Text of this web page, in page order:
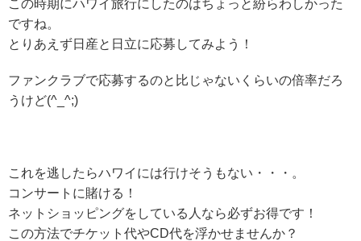
この時期にハワイ旅行にしたのはちょっと紛らわしかった
ですね。
とりあえず日産と日立に応募してみよう！
ファンクラブで応募するのと比じゃないくらいの倍率だろ
うけど(^_^;)
これを逃したらハワイには行けそうもない・・・。
コンサートに賭ける！
ネットショッピングをしている人なら必ずお得です！
この方法でチケット代やCD代を浮かせませんか？